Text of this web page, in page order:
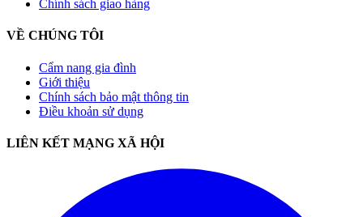
Chính sách giao hàng
VỀ CHÚNG TÔI
Cẩm nang gia đình
Giới thiệu
Chính sách bảo mật thông tin
Điều khoản sử dụng
LIÊN KẾT MẠNG XÃ HỘI